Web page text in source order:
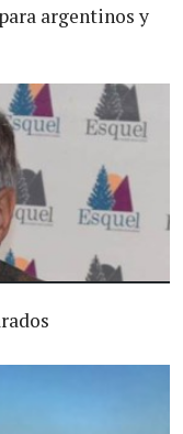
argentinos y